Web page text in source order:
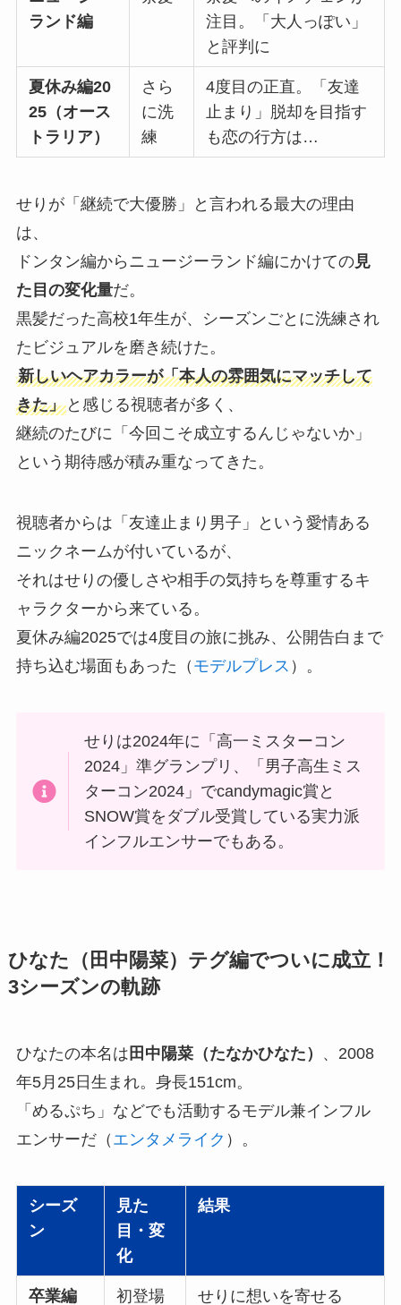
ランド編
注目。「大人っぽい」
と評判に
夏休み編20
25（オース
トラリア）
さら
に洗
練
4度目の正直。「友達
止まり」脱却を目指す
も恋の行方は…
せりが「継続で大優勝」と言われる最大の理由
は、
ドンタン編からニュージーランド編にかけての見
た目の変化量だ。
黒髪だった高校1年生が、シーズンごとに洗練され
たビジュアルを磨き続けた。
新しいヘアカラーが「本人の雰囲気にマッチして
きた」と感じる視聴者が多く、
継続のたびに「今回こそ成立するんじゃないか」
という期待感が積み重なってきた。
視聴者からは「友達止まり男子」という愛情ある
ニックネームが付いているが、
それはせりの優しさや相手の気持ちを尊重するキ
ャラクターから来ている。
夏休み編2025では4度目の旅に挑み、公開告白まで
持ち込む場面もあった（ モデルプレス ）。
せりは2024年に「高一ミスターコン
2024」準グランプリ、「男子高生ミス
ターコン2024」でcandymagic賞と
SNOW賞をダブル受賞している実力派
インフルエンサーでもある。
ひなた（田中陽菜）テグ編でついに成立！
3シーズンの軌跡
ひなたの本名は 田中陽菜（たなかひなた）
、2008
年5月25日生まれ。身長151cm。
「めるぷち」などでも活動するモデル兼インフル
エンサーだ（ エンタメライク ）。
シーズ
ン
見た
目・変
化
結果
卒業編
初登場
せりに想いを寄せる